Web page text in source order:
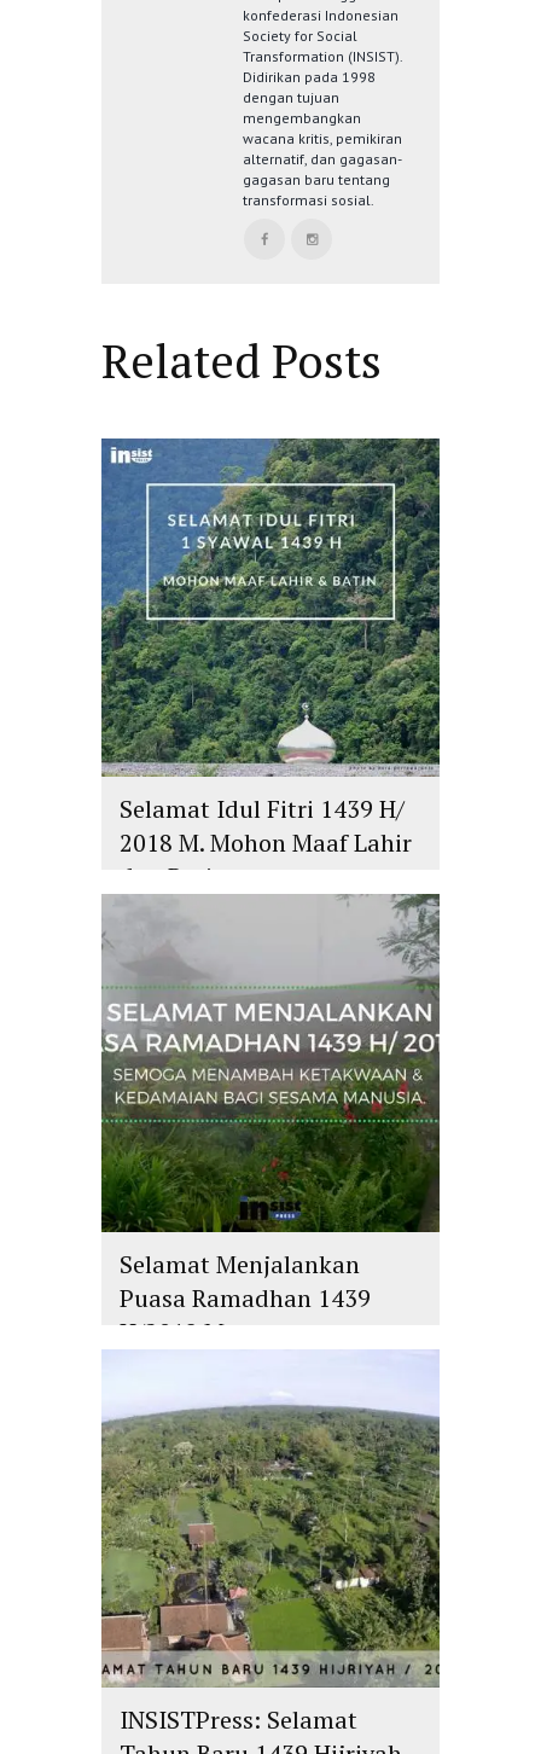
konfederasi Indonesian
Society for Social
Transformation (INSIST).
Didirikan pada 1998
dengan tujuan
mengembangkan
wacana kritis, pemikiran
alternatif, dan gagasan-
gagasan baru tentang
transformasi sosial.
Related Posts
Selamat Idul Fitri 1439 H/
2018 M. Mohon Maaf Lahir
dan Batin
Selamat Menjalankan
Puasa Ramadhan 1439
H/2018 M
INSISTPress: Selamat